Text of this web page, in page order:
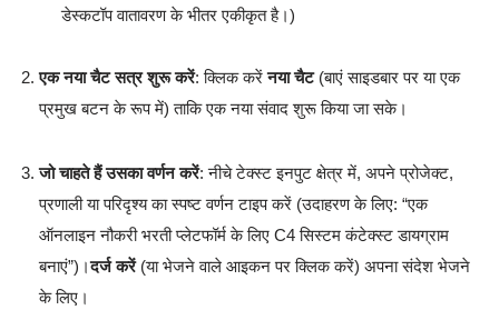
डेस्कटॉप वातावरण के भीतर एकीकृत है।)
एक नया चैट सत्र शुरू करें: क्लिक करेंनया चैट(बाएं साइडबार पर या एक
प्रमुख बटन के रूप में) ताकि एक नया संवाद शुरू किया जा सके।
जो चाहते हैं उसका वर्णन करें: नीचे टेक्स्ट इनपुट क्षेत्र में, अपने प्रोजेक्ट,
प्रणाली या परिदृश्य का स्पष्ट वर्णन टाइप करें (उदाहरण के लिए: “एक
ऑनलाइन नौकरी भरती प्लेटफॉर्म के लिए C4 सिस्टम कंटेक्स्ट डायग्राम
बनाएं”)।दर्ज करें(या भेजने वाले आइकन पर क्लिक करें) अपना संदेश भेजने
के लिए।